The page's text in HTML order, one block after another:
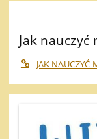
Jak
JAK